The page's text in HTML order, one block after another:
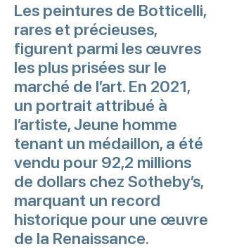
Les peintures de Botticelli,
rares et précieuses,
figurent parmi les œuvres
les plus prisées sur le
marché de l’art. En 2021,
un portrait attribué à
l’artiste, Jeune homme
tenant un médaillon, a été
vendu pour 92,2 millions
de dollars chez Sotheby’s,
marquant un record
historique pour une œuvre
de la Renaissance.